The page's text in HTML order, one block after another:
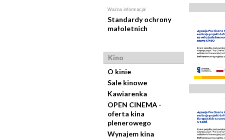
Ważna informacja!
Standardy ochrony
małoletnich
Kino
O kinie
Sale kinowe
Kawiarenka
OPEN CINEMA -
oferta kina
plenerowego
Wynajem kina